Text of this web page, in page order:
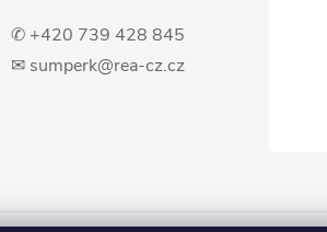
✆ +420 739 428 845
✉ sumperk@rea-cz.cz